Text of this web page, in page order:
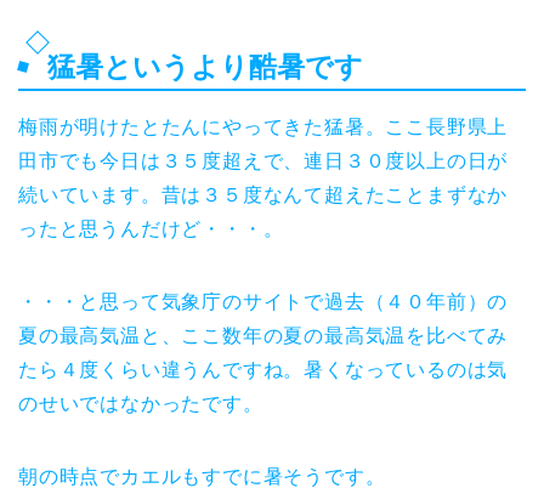
猛暑というより酷暑です
梅雨が明けたとたんにやってきた猛暑。ここ長野県上
田市でも今日は３５度超えで、連日３０度以上の日が
続いています。昔は３５度なんて超えたことまずなか
ったと思うんだけど・・・。
・・・と思って気象庁のサイトで過去（４０年前）の
夏の最高気温と、ここ数年の夏の最高気温を比べてみ
たら４度くらい違うんですね。暑くなっているのは気
のせいではなかったです。
朝の時点でカエルもすでに暑そうです。